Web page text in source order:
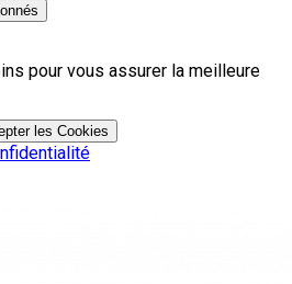
pour vous assurer la meilleure
les Cookies